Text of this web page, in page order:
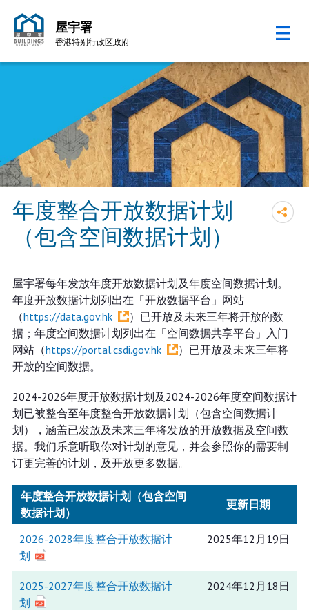
屋宇署
香港特别行政区政府
年度整合开放数据计划
（包含空间数据计划）
屋宇署每年发放年度开放数据计划及年度空间数据计划。
年度开放数据计划列出在「开放数据平台」网站
（https://data.gov.hk
）已开放及未来三年将开放的数
据；年度空间数据计划列出在「空间数据共享平台」入门
网站（https://portal.csdi.gov.hk
）已开放及未来三年将
开放的空间数据。
2024-2026年度开放数据计划及2024-2026年度空间数据计
划已被整合至年度整合开放数据计划（包含空间数据计
划），涵盖已发放及未来三年将发放的开放数据及空间数
据。我们乐意听取你对计划的意见，并会参照你的需要制
订更完善的计划，及开放更多数据。
年度整合开放数据计划（包含空间
数据计划）
更新日期
2026-2028年度整合开放数据计
划
2025年12月19日
2025-2027年度整合开放数据计
划
2024年12月18日